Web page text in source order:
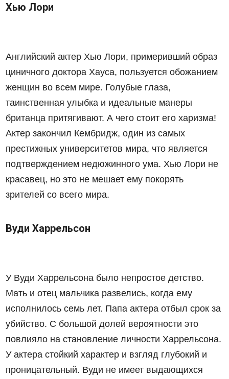
Хью Лори
Английский актер Хью Лори, примеривший образ
циничного доктора Хауса, пользуется обожанием
женщин во всем мире. Голубые глаза,
таинственная улыбка и идеальные манеры
британца притягивают. А чего стоит его харизма!
Актер закончил Кембридж, один из самых
престижных университетов мира, что является
подтверждением недюжинного ума. Хью Лори не
красавец, но это не мешает ему покорять
зрителей со всего мира.
Вуди Харрельсон
У Вуди Харрельсона было непростое детство.
Мать и отец мальчика развелись, когда ему
исполнилось семь лет. Папа актера отбыл срок за
убийство. С большой долей вероятности это
повлияло на становление личности Харрельсона.
У актера стойкий характер и взгляд глубокий и
проницательный. Вуди не имеет выдающихся